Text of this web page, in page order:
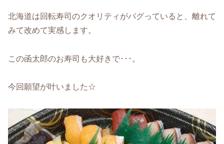
北海道は回転寿司のクオリティがバグっていると、離れて
みて改めて実感します。
この函太郎のお寿司も大好きで･･･。
今回願望が叶いました☆